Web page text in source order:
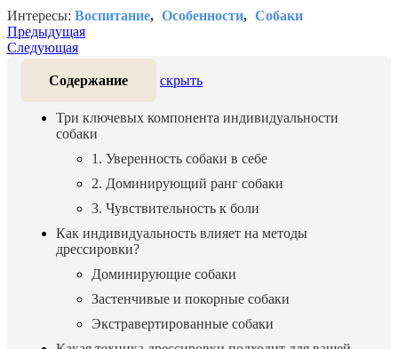
Интересы: Воспитание Особенности
Собаки
Предыдущая
Следующая
Содержание скрыть
Три ключевых компонента индивидуальности
собаки
1. Уверенность собаки в себе
2. Доминирующий ранг собаки
3. Чувствительность к боли
Как индивидуальность влияет на методы
дрессировки?
Доминирующие собаки
Застенчивые и покорные собаки
Экстравертированные собаки